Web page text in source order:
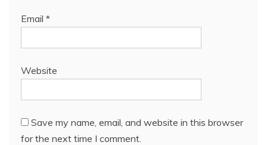
Email *
Website
Save my name, email, and website in this browser
for the next time I comment.